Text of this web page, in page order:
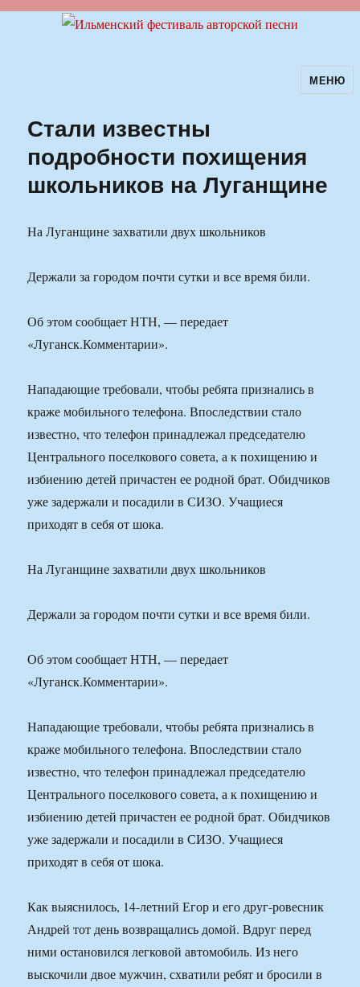
Ильменский фестиваль авторскойМЕНЮ
Стали известны
подробности похищения
школьников на Луганщине
На Луганщине захватили двух школьников
Держали за городом почти сутки и все время били.
Об этом сообщает НТН, — передает
«Луганск.Комментарии».
Нападающие требовали, чтобы ребята признались в
краже мобильного телефона. Впоследствии стало
известно, что телефон принадлежал председателю
Центрального поселкового совета, а к похищению и
избиению детей причастен ее родной брат. Обидчиков
уже задержали и посадили в СИЗО. Учащиеся
приходят в себя от шока.
На Луганщине захватили двух школьников
Держали за городом почти сутки и все время били.
Об этом сообщает НТН, — передает
«Луганск.Комментарии».
Нападающие требовали, чтобы ребята признались в
краже мобильного телефона. Впоследствии стало
известно, что телефон принадлежал председателю
Центрального поселкового совета, а к похищению и
избиению детей причастен ее родной брат. Обидчиков
уже задержали и посадили в СИЗО. Учащиеся
приходят в себя от шока.
Как выяснилось, 14-летний Егор и его друг-ровесник
Андрей тот день возвращались домой. Вдруг перед
ними остановился легковой автомобиль. Из него
выскочили двое мужчин, схватили ребят и бросили в